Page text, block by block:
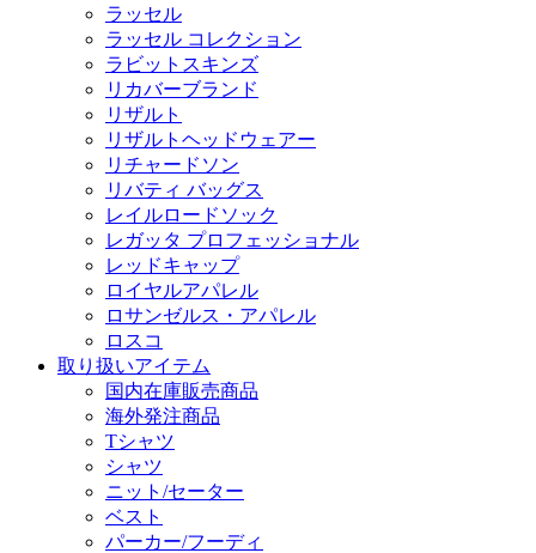
ラッセル
ラッセル コレクション
ラビットスキンズ
リカバーブランド
リザルト
リザルトヘッドウェアー
リチャードソン
リバティ バッグス
レイルロードソック
レガッタ プロフェッショナル
レッドキャップ
ロイヤルアパレル
ロサンゼルス・アパレル
ロスコ
取り扱いアイテム
国内在庫販売商品
海外発注商品
Tシャツ
シャツ
ニット/セーター
ベスト
パーカー/フーディ